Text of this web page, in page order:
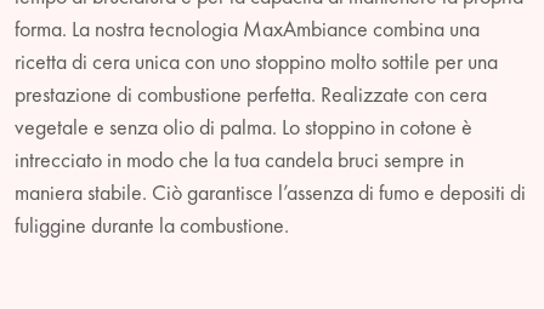
forma. La nostra tecnologia MaxAmbiance combina una
ricetta di cera unica con uno stoppino molto sottile per una
prestazione di combustione perfetta. Realizzate con cera
vegetale e senza olio di palma. Lo stoppino in cotone è
intrecciato in modo che la tua candela bruci sempre in
maniera stabile. Ciò garantisce l’assenza di fumo e depositi di
fuliggine durante la combustione.